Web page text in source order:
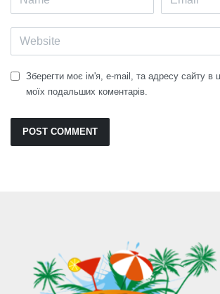
Зберегти моє ім'я, e-mail, та адресу сайту в
моїх подальших коментарів.